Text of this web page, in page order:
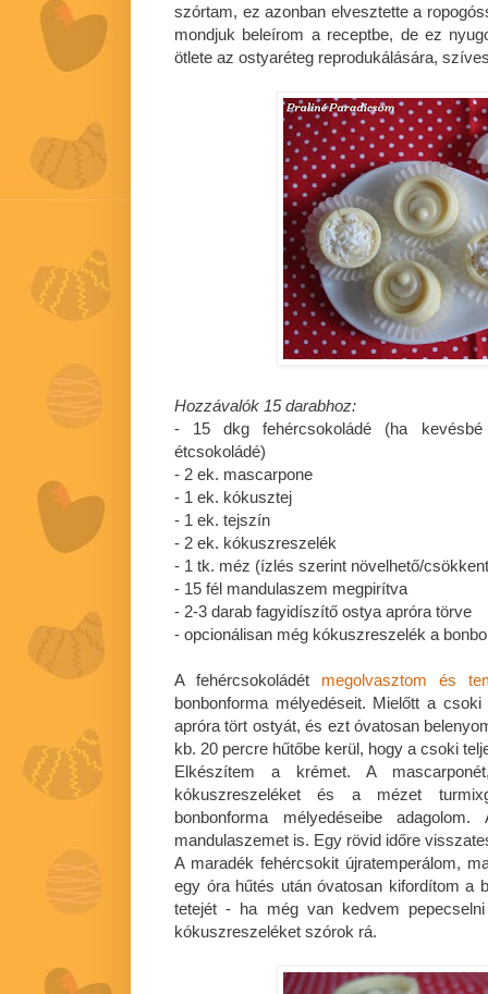
szórtam, ez azonban elvesztette a
mondjuk beleírom a receptbe, de ez
ötlete az ostyaréteg reprodukálására,
Hozzávalók 15 darabhoz:
- 15 dkg fehércsokoládé (ha
étcsokoládé)
- 2 ek. mascarpone
- 1 ek. kókusztej
- 1 ek. tejszín
- 2 ek. kókuszreszelék
- 1 tk. méz (ízlés szerint növelhető/
- 15 fél mandulaszem megpirítva
- 2-3 darab fagyidíszítő ostya apróra törve
- opcionálisan még kókuszreszelék a
A fehércsokoládét megolvasztom és
bonbonforma mélyedéseit. Mielőtt a
apróra tört ostyát, és ezt óvatosan
kb. 20 percre hűtőbe kerül, hogy a csoki
Elkészítem a krémet. A
kókuszreszeléket és a mézet
bonbonforma mélyedéseibe
mandulaszemet is. Egy rövid időre
A maradék fehércsokit újratemperálom,
egy óra hűtés után óvatosan kifordítom a
tetejét - ha még van kedvem
kókuszreszeléket szórok rá.